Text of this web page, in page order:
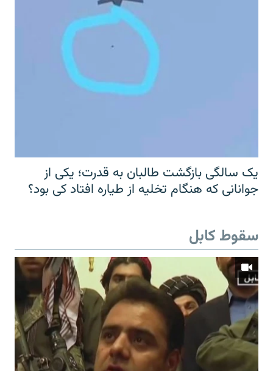
یک سالگی بازگشت طالبان به قدرت؛ یکی از
جوانانی که هنگام تخلیه از طیاره افتاد کی بود؟
سقوط کابل